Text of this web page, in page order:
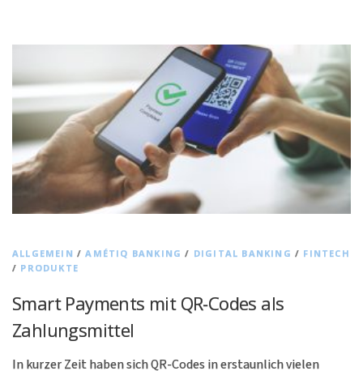
ALLGEMEIN /AMÉTIQ BANKING / DIGITAL BANKING / FINTECH
/ PRODUKTE
Smart Payments mit QR-Codes als
Zahlungsmittel
In kurzer Zeit haben sich QR-Codes in erstaunlich vielen